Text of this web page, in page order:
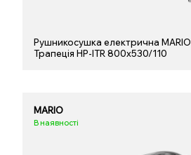
Рушникосушка електрична MARIO
Трапеція НР-ІTR 800х530/110
MARIO
В наявності